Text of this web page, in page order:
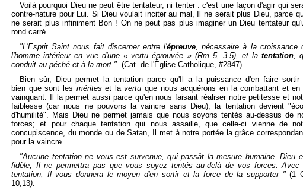
Voilà pourquoi Dieu ne peut être tentateur, ni tenter : c'est une façon d'agir qui
contre-nature pour Lui. Si Dieu voulait inciter au mal, Il ne serait plus Dieu, parce
ne serait plus infiniment Bon ! On ne peut pas plus imaginer un Dieu tentateur
rond carré...
"L'Esprit Saint nous fait discerner entre l'épreuve, nécessaire à la croissance
l'homme intérieur en vue d'une « vertu éprouvée » (Rm 5, 3-5), et la tentation,
conduit au péché et à la mort." (Cat. de l'Église Catholique, #2847)
Bien sûr, Dieu permet la tentation parce qu'Il a la puissance d'en faire sortir
bien que sont les mérites et lavertu que nous acquérons en la combattant et en
vainquant. Il la permet aussi parce qu'en nous faisant réaliser notre petitesse et
faiblesse (car nous ne pouvons la vaincre sans Dieu), la tentation devient
d'humilité". Mais Dieu ne permet jamais que nous soyons tentés au-dessus de
forces; et pour chaque tentation qui nous assaille, que celle-ci vienne de
concupiscence, du monde ou de Satan, Il met à notre portée la grâce
pour la vaincre.
"Aucune tentation ne vous est survenue, qui passât la mesure humaine. Dieu
fidèle; Il ne permettra pas que vous soyez tentés au-delà de vos forces. Avec
tentation, Il vous donnera le moyen d'en sortir et la force de la supporter "(1
10,13).